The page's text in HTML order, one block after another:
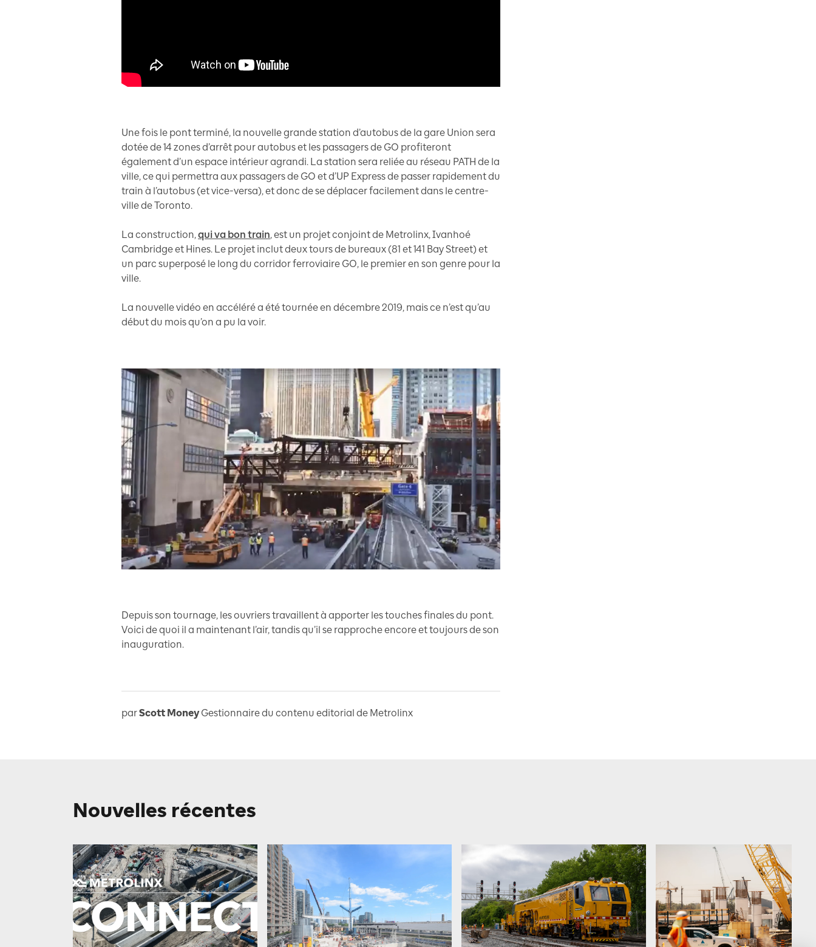
Une fois le pont terminé, la nouvelle grande station d’autobus de la gare Union sera
dotée de 14 zones d’arrêt pour autobus et les passagers de GO profiteront
également d’un espace intérieur agrandi. La station sera reliée au réseau PATH de la
ville, ce qui permettra aux passagers de GO et d’UP Express de passer rapidement du
train à l’autobus (et vice-versa), et donc de se déplacer facilement dans le centre-
ville de Toronto.
La construction, qui va bon train, est un projet conjoint de Metrolinx, Ivanhoé
Cambridge et Hines. Le projet inclut deux tours de bureaux (81 et 141 Bay Street) et
un parc superposé le long du corridor ferroviaire GO, le premier en son genre pour la
ville.
La nouvelle vidéo en accéléré a été tournée en décembre 2019, mais ce n’est qu’au
début du mois qu’on a pu la voir.
Depuis son tournage, les ouvriers travaillent à apporter les touches finales du pont.
Voici de quoi il a maintenant l’air, tandis qu’il se rapproche encore et toujours de son
inauguration.
parScott Money Gestionnaire du contenu editorial de Metrolinx
Nouvelles récentes